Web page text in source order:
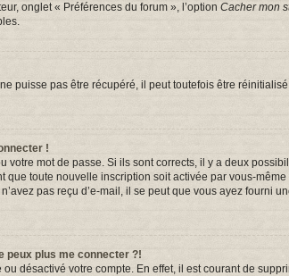
onglet « Préférences du forum », l’option Cacher mon
puisse pas être récupéré, il peut toutefois être
!
votre mot de passe. Si ils sont corrects, il y a deux
que toute nouvelle inscription soit activée par vous-
pas reçu d’e-mail, il se peut que vous ayez fourni
peux plus me connecter ?!
ou désactivé votre compte. En effet, il est courant de